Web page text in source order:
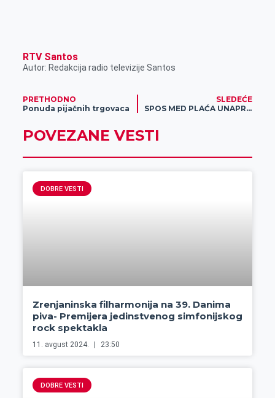
RTV Santos
Autor: Redakcija radio televizije Santos
PRETHODNO
Ponuda pijačnih trgovaca
SLEDEĆE
SPOS MED PLAĆA UNAPRED
POVEZANE VESTI
DOBRE VESTI
Zrenjaninska filharmonija na 39. Danima
piva- Premijera jedinstvenog simfonijskog
rock spektakla
11. avgust 2024. 23:50
DOBRE VESTI